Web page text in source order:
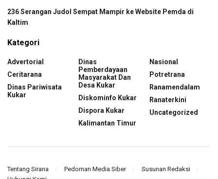
236 Serangan Judol Sempat Mampir ke Website Pemda di
Kaltim
Kategori
Advertorial
Ceritarana
Dinas Pariwisata
Kukar
Dinas
Pemberdayaan
Masyarakat Dan
Desa Kukar
Diskominfo Kukar
Dispora Kukar
Kalimantan Timur
Nasional
Potretrana
Ranamendalam
Ranaterkini
Uncategorized
Tentang Sirana Pedoman Media Siber
Susunan Redaksi